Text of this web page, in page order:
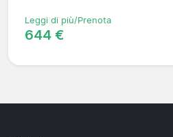
Leggi di più/Prenota
644 €